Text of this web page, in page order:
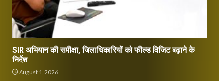
SIR अभियान की समीक्षा, जिलाधिकारियों को फील्ड विजिट बढ़ाने के
निर्देश
August 1, 2026